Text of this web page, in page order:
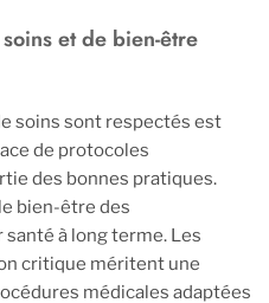
et de bien-être
soins sont respectés est
de protocoles
des bonnes pratiques.
bien-être des
à long terme. Les
critique méritent une
médicales adaptées